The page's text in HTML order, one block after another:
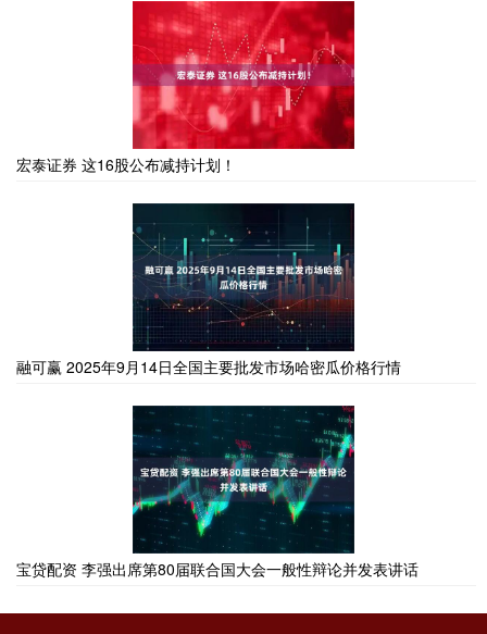
宏泰证券 这16股公布减持计划！
融可赢 2025年9月14日全国主要批发市场哈密瓜价格行情
宝贷配资 李强出席第80届联合国大会一般性辩论并发表讲话